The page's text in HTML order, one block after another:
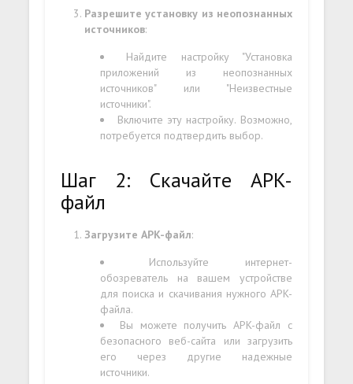
Разрешите установку из неопознанных
источников:
Найдите настройку "Установка
приложений из неопознанных
источников" или "Неизвестные
источники".
Включите эту настройку. Возможно,
потребуется подтвердить выбор.
Шаг 2: Скачайте APK-
файл
Загрузите APK-файл:
Используйте интернет-
обозреватель на вашем устройстве
для поиска и скачивания нужного APK-
файла.
Вы можете получить APK-файл с
безопасного веб-сайта или загрузить
его через другие надежные
источники.